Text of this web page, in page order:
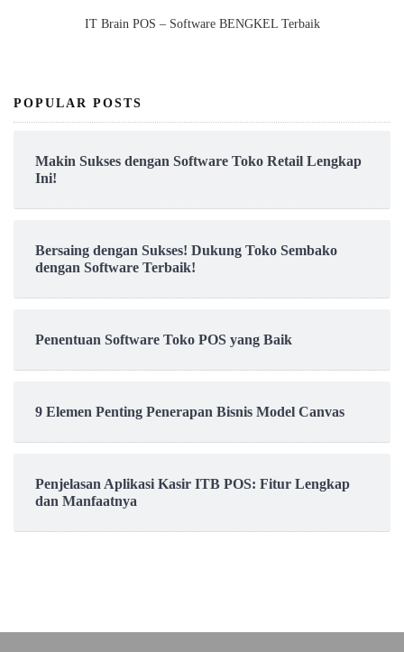
IT Brain POS – Software BENGKEL Terbaik
POPULAR POSTS
Makin Sukses dengan Software Toko Retail Lengkap
Ini!
Bersaing dengan Sukses! Dukung Toko Sembako
dengan Software Terbaik!
Penentuan Software Toko POS yang Baik
9 Elemen Penting Penerapan Bisnis Model Canvas
Penjelasan Aplikasi Kasir ITB POS: Fitur Lengkap
dan Manfaatnya